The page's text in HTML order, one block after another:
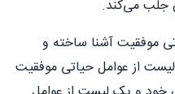
جلب می‌کند.
موفقیت آشنا ساخته و
از عوامل حیاتی موفقیت